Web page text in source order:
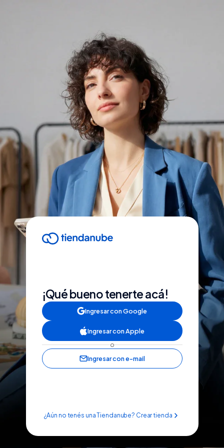
¡Qué bueno tenerte acá!
Ingresar con Google
Ingresar con Apple
o
Ingresar con e-mail
¿Aún no tenés una Tiendanube? Crear tienda